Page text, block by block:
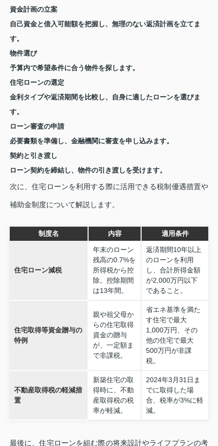
資金計画の立案
自己資金と借入可能額を把握し、無理のない返済計画を立てま
す。
物件選び
予算内で希望条件に合う物件を探します。
住宅ローンの選定
金利タイプや返済期間を比較し、自身に適したローンを選びま
す。
ローン審査の申請
必要書類を準備し、金融機関に審査を申し込みます。
契約と引き渡し
ローン契約を締結し、物件の引き渡しを受けます。
次に、住宅ローンを利用する際に活用できる税制優遇措置や
補助金制度について解説します。
制度名 内容 適用条件
住宅ローン減税
年末のローン
残高の0.7%を
所得税から控
除。控除期間
は13年間。
返済期間10年以上
のローンを利用
し、合計所得金額
が2,000万円以下
であること。
住宅取得等資金贈与の
特例
親や祖父母か
らの住宅取得
資金の贈与
が、一定額ま
で非課税。
省エネ基準を満た
す住宅で最大
1,000万円、その
他の住宅で最大
500万円が非課
税。
不動産取得税の軽減措
置
新築住宅の取
得時に、不動
産取得税の税
率が軽減。
2024年3月31日ま
でに取得した場
合、税率が3%に軽
減。
最後に、住宅ローンを組む際の将来設計やライフプランの考